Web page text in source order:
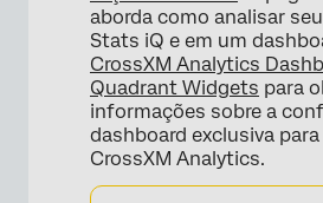
aborda como analisar
Stats iQ e em um
CrossXM Analytics
Quadrant Widgets para
informações sobre a
dashboard exclusiva
CrossXM Analytics.